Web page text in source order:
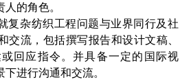
的角色。
复杂纺织工程问题与业界同行及社
交流，包括撰写报告和设计文稿、
回应指令。并具备一定的国际视
进行沟通和交流。